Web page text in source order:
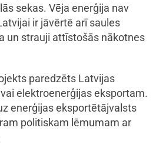
sekas. Vēja enerģija nav
ir jāvērtē arī saules
un strauji attīstošās nākotnes
paredzēts Latvijas
elektroenerģijas eksportam.
enerģijas eksportētājvalsts
politiskam lēmumam ar